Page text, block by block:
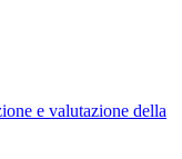
e valutazione della